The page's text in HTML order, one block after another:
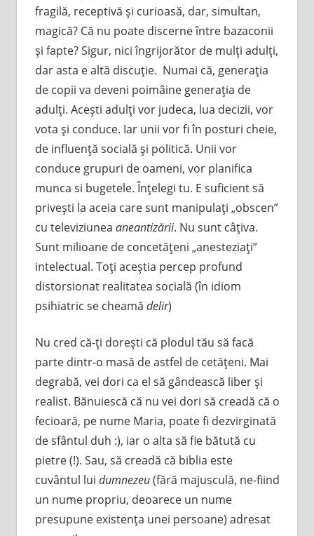
fragilă, receptivă şi curioasă, dar, simultan,
magică? Că nu poate discerne între bazaconii
şi fapte? Sigur, nici îngrijorător de mulţi adulţi,
dar asta e altă discuţie. Numai că, generaţia
de copii va deveni poimâine generaţia de
adulţi. Aceşti adulţi vor judeca, lua decizii, vor
vota şi conduce. Iar unii vor fi în posturi cheie,
de influenţă socială şi politică. Unii vor
conduce grupuri de oameni, vor planifica
munca si bugetele. Înţelegi tu. E suficient să
priveşti la aceia care sunt manipulaţi „obscen”
cu televiziunea aneantizării. Nu sunt câţiva.
Sunt milioane de concetăţeni „anesteziaţi”
intelectual. Toţi aceştia percep profund
distorsionat realitatea socială (în idiom
psihiatric se cheamă delir)
Nu cred că-ţi doreşti că plodul tău să facă
parte dintr-o masă de astfel de cetăţeni. Mai
degrabă, vei dori ca el să gândească liber şi
realist. Bănuiescă că nu vei dori să creadă că o
fecioară, pe nume Maria, poate fi dezvirginată
de sfântul duh :), iar o alta să fie bătută cu
pietre (!). Sau, să creadă că biblia este
cuvântul lui dumnezeu(fără majusculă, ne-fiind
un nume propriu, deoarece un nume
presupune existenţa unei persoane) adresat